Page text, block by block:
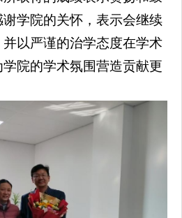
学院的关怀，表示会继续
以严谨的治学态度在学术
院的学术氛围营造贡献更